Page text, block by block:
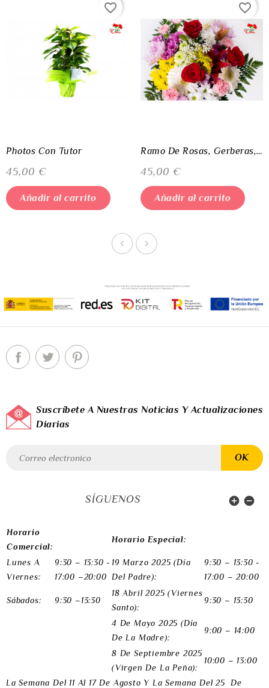
favorite_border
Photos Con Tutor
Precio
45,00 €
Añadir al carrito
favorite_border
Ramo De Rosas, Gerberas, Liliums Asiáticos, Margaritas Claveles Y Anastasias
Precio
45,00 €
Añadir al carrito
Suscríbete A Nuestras Noticias Y Actualizaciones
Diarias
SÍGUENOS  
Horario
Comercial:
Horario Especial:
Lunes A
Viernes:
9:30 – 13:30 -
17:00 –20:00
19 Marzo 2025 (Día
Del Padre):
9:30 – 13:30 -
17:00 – 20:00
Sábados: 9:30 –13:30
18 Abril 2025 (Viernes
Santo):
9:30 – 13:30
4 De Mayo 2025 (Día
De La Madre):
9:00 – 14:00
8 De Septiembre 2025
(Virgen De La Peña):
10:00 – 13:00
La Semana Del 11 Al 17 De Agosto Y La Semana Del 25 De